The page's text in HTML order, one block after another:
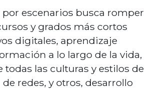
por escenarios busca romper
y grados más cortos
digitales, aprendizaje
a lo largo de la vida,
todas las culturas y estilos de
redes, y otros, desarrollo